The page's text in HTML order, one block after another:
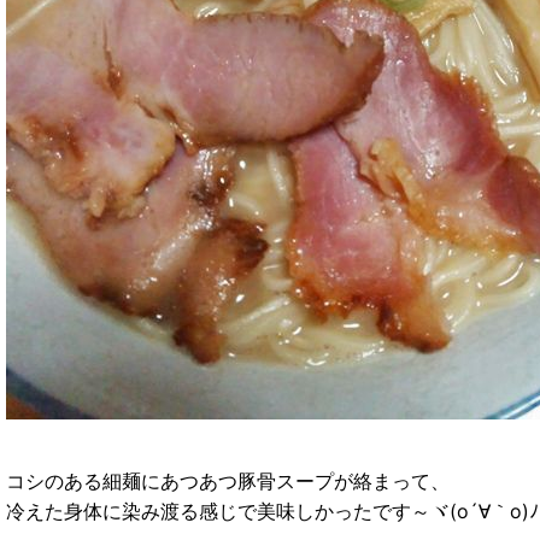
コシのある細麺にあつあつ豚骨スープが絡まって、
冷えた身体に染み渡る感じで美味しかったです～ヾ(o´∀｀o)